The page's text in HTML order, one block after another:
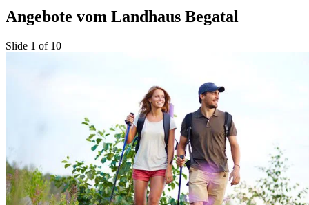
Angebote vom Landhaus Begatal
Slide 1 of 10